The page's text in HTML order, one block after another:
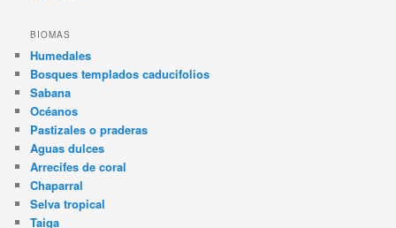
BIOMAS
Humedales
Bosques templados caducifolios
Sabana
Océanos
Pastizales o praderas
Aguas dulces
Arrecifes de coral
Chaparral
Selva tropical
Taiga